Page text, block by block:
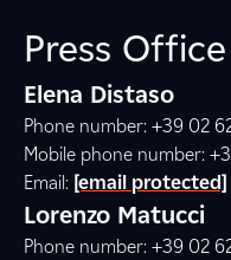
Press
Elena Distaso
Phone number: +39 02
Mobile phone number:
Email: [email protected]
Lorenzo Matucci
Phone number: +39 02